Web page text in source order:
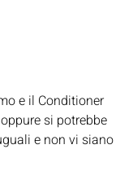
e il Conditioner
si potrebbe
e non vi siano